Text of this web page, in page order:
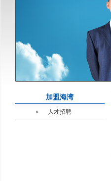
加盟海湾
人才招聘